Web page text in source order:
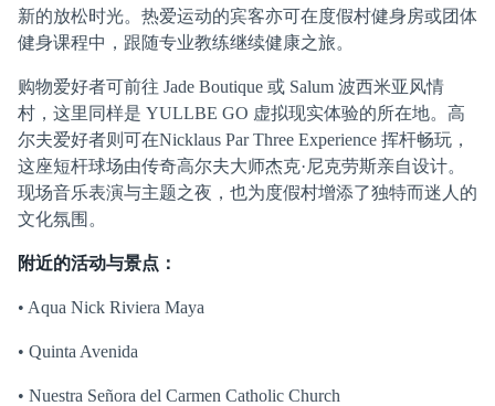
新的放松时光。热爱运动的宾客亦可在度假村健身房或团体
健身课程中，跟随专业教练继续健康之旅。
购物爱好者可前往 Jade Boutique 或 Salum 波西米亚风情
村，这里同样是 YULLBE GO 虚拟现实体验的所在地。高
尔夫爱好者则可在Nicklaus Par Three Experience 挥杆畅玩，
这座短杆球场由传奇高尔夫大师杰克·尼克劳斯亲自设计。
现场音乐表演与主题之夜，也为度假村增添了独特而迷人的
文化氛围。
附近的活动与景点：
• Aqua Nick Riviera Maya
• Quinta Avenida
• Nuestra Señora del Carmen Catholic Church